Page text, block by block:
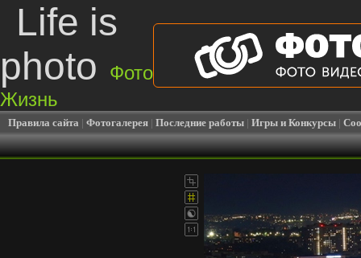
Life is
photo
Фото
Жизнь
Правила сайта | Фотогалерея | Последние работы | Игры и Конкурсы |